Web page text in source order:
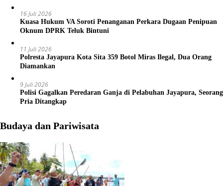
16 Juli 2026
Kuasa Hukum VA Soroti Penanganan Perkara Dugaan Penipuan
Oknum DPRK Teluk Bintuni
11 Juli 2026
Polresta Jayapura Kota Sita 359 Botol Miras Ilegal, Dua Orang
Diamankan
9 Juli 2026
Polisi Gagalkan Peredaran Ganja di Pelabuhan Jayapura, Seorang
Pria Ditangkap
Budaya dan Pariwisata